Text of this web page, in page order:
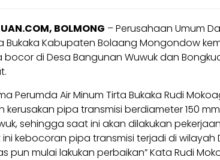
BOLMONG – Perusahaan Umum
Bukaka Kabupaten Bolaang Mongondow
di Desa Bangunan Wuwuk dan
Perumda Air Minum Tirta Bukaka Rudi
kerusakan pipa transmisi berdiameter 150
sehingga saat ini akan dilakukan
ini kebocoran pipa transmisi terjadi di wilayah
pun mulai lakukan perbaikan” Kata Rudi